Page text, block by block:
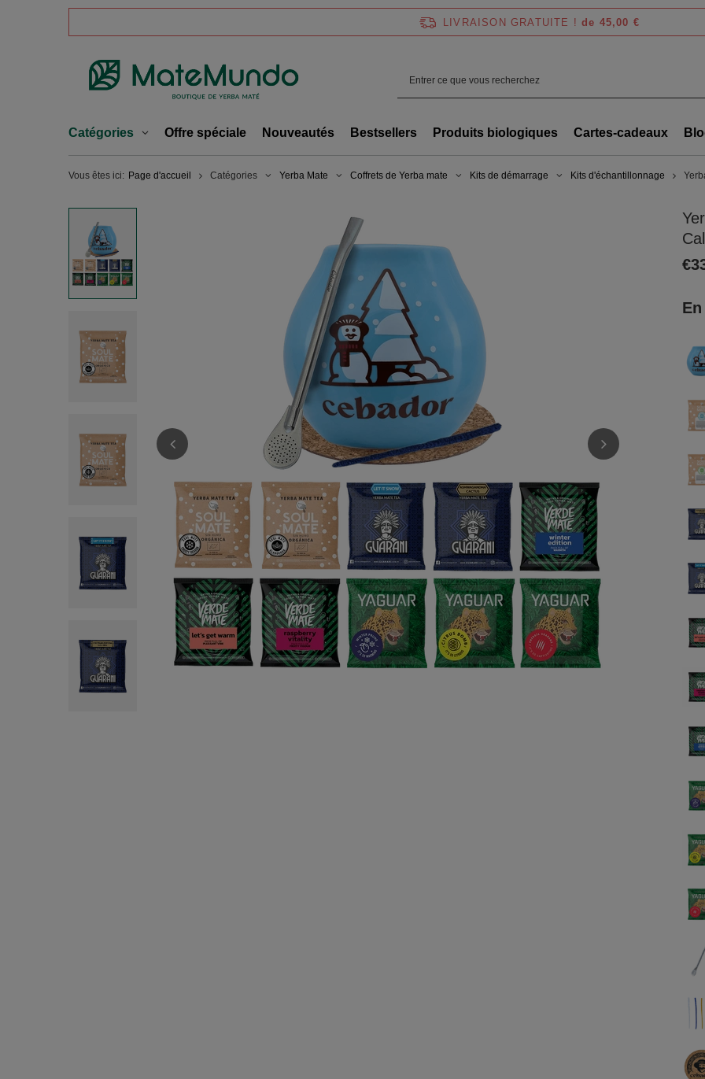
LIVRAISON GRATUITE ! de 45,00 €
Catégories Offre spéciale Nouveautés Bestsellers Produits biologiques Cartes-cadeaux
Vous êtes ici: Page d'accueil Catégories Yerba Mate Coffrets de Yerba mate Kits de démarrage Kits d'échantillonnage